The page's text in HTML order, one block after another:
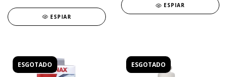
ESPIAR
ESPIAR
ESGOTADO ESGOTADO